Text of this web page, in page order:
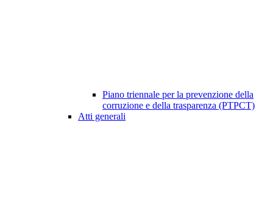
Piano triennale per la prevenzione della
corruzione e della trasparenza (PTPCT)
Atti generali